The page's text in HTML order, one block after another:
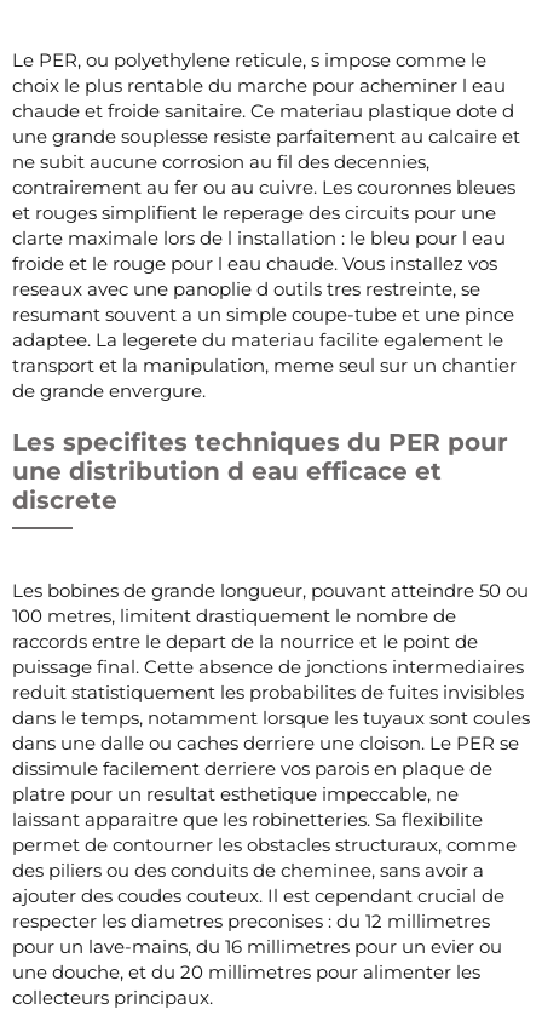
Le PER, ou polyethylene reticule, s impose comme le
choix le plus rentable du marche pour acheminer l eau
chaude et froide sanitaire. Ce materiau plastique dote d
une grande souplesse resiste parfaitement au calcaire et
ne subit aucune corrosion au fil des decennies,
contrairement au fer ou au cuivre. Les couronnes bleues
et rouges simplifient le reperage des circuits pour une
clarte maximale lors de l installation : le bleu pour l eau
froide et le rouge pour l eau chaude. Vous installez vos
reseaux avec une panoplie d outils tres restreinte, se
resumant souvent a un simple coupe-tube et une pince
adaptee. La legerete du materiau facilite egalement le
transport et la manipulation, meme seul sur un chantier
de grande envergure.
Les specifites techniques du PER pour
une distribution d eau efficace et
discrete
Les bobines de grande longueur, pouvant atteindre 50 ou
100 metres, limitent drastiquement le nombre de
raccords entre le depart de la nourrice et le point de
puissage final. Cette absence de jonctions intermediaires
reduit statistiquement les probabilites de fuites invisibles
dans le temps, notamment lorsque les tuyaux sont coules
dans une dalle ou caches derriere une cloison. Le PER se
dissimule facilement derriere vos parois en plaque de
platre pour un resultat esthetique impeccable, ne
laissant apparaitre que les robinetteries. Sa flexibilite
permet de contourner les obstacles structuraux, comme
des piliers ou des conduits de cheminee, sans avoir a
ajouter des coudes couteux. Il est cependant crucial de
respecter les diametres preconises : du 12 millimetres
pour un lave-mains, du 16 millimetres pour un evier ou
une douche, et du 20 millimetres pour alimenter les
collecteurs principaux.